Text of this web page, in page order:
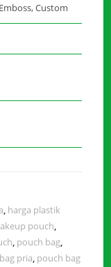
Custom
, harga plastik
pouch,
, pouch bag,
pria, pouch bag